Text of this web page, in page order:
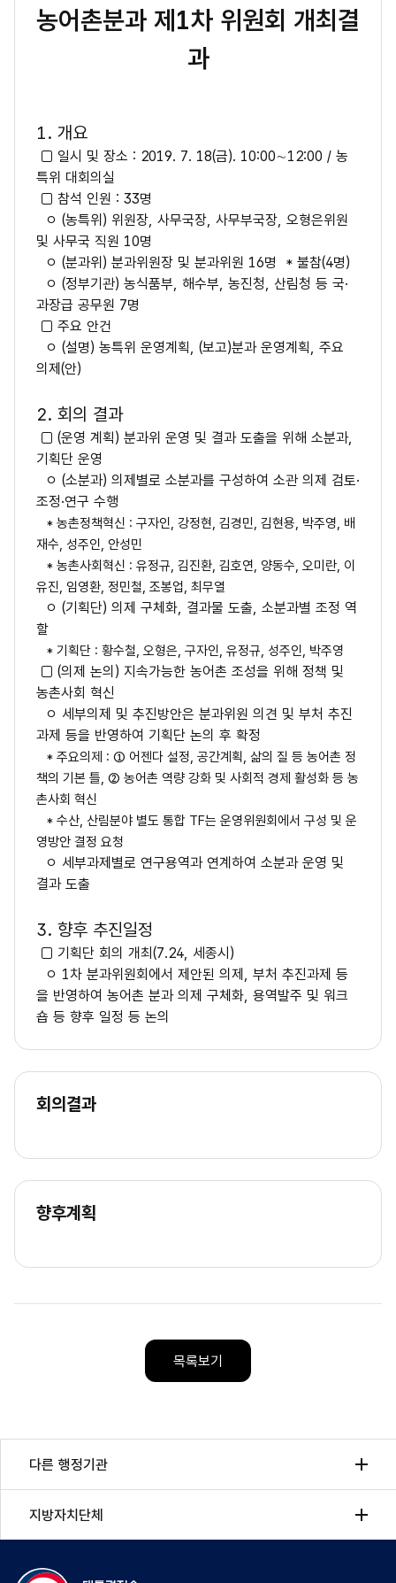
농어촌분과 제1차 위원회 개최결
과
1. 개요
□ 일시 및 장소 : 2019. 7. 18(금). 10:00∼12:00 / 농
특위 대회의실
□ 참석 인원 : 33명
ㅇ (농특위) 위원장, 사무국장, 사무부국장, 오형은위원
및 사무국 직원 10명
ㅇ (분과위) 분과위원장 및 분과위원 16명 * 불참(4명)
ㅇ (정부기관) 농식품부, 해수부, 농진청, 산림청 등 국·
과장급 공무원 7명
□ 주요 안건
ㅇ (설명) 농특위 운영계획, (보고)분과 운영계획, 주요
의제(안)
2. 회의 결과
□ (운영 계획) 분과위 운영 및 결과 도출을 위해 소분과,
기획단 운영
ㅇ (소분과) 의제별로 소분과를 구성하여 소관 의제 검토·
조정·연구 수행
* 농촌정책혁신 : 구자인, 강정현, 김경민, 김현용, 박주영, 배
재수, 성주인, 안성민
* 농촌사회혁신 : 유정규, 김진환, 김호연, 양동수, 오미란, 이
유진, 임영환, 정민철, 조봉업, 최무열
ㅇ (기획단) 의제 구체화, 결과물 도출, 소분과별 조정 역
할
* 기획단 : 황수철, 오형은, 구자인, 유정규, 성주인, 박주영
□ (의제 논의) 지속가능한 농어촌 조성을 위해 정책 및
농촌사회 혁신
ㅇ 세부의제 및 추진방안은 분과위원 의견 및 부처 추진
과제 등을 반영하여 기획단 논의 후 확정
* 주요의제 : ① 어젠다 설정, 공간계획, 삶의 질 등 농어촌 정
책의 기본 틀, ② 농어촌 역량 강화 및 사회적 경제 활성화 등 농
촌사회 혁신
* 수산, 산림분야 별도 통합 TF는 운영위원회에서 구성 및 운
영방안 결정 요청
ㅇ 세부과제별로 연구용역과 연계하여 소분과 운영 및
결과 도출
3. 향후 추진일정
□ 기획단 회의 개최(7.24, 세종시)
ㅇ 1차 분과위원회에서 제안된 의제, 부처 추진과제 등
을 반영하여 농어촌 분과 의제 구체화, 용역발주 및 워크
숍 등 향후 일정 등 논의
회의결과
향후계획
목록보기
다른 행정기관
지방자치단체